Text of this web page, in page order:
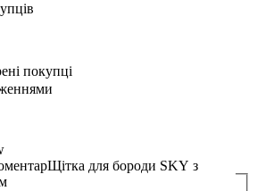
покупці
Щітка для бороди SKY з